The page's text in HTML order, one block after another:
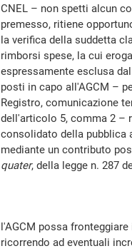
CNEL – non spetti alcun
premesso, ritiene
la verifica della suddetta
rimborsi spese, la cui
espressamente esclusa
posti in capo all'AGCM –
Registro, comunicazione
dell'articolo 5, comma 2 –
consolidato della pubblica
mediante un contributo
quater, della legge n. 287
l'AGCM possa
ricorrendo ad eventuali